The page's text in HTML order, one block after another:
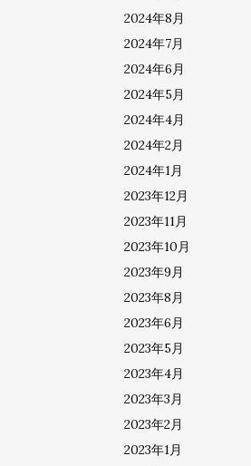
2024年8月
2024年7月
2024年6月
2024年5月
2024年4月
2024年2月
2024年1月
2023年12月
2023年11月
2023年10月
2023年9月
2023年8月
2023年6月
2023年5月
2023年4月
2023年3月
2023年2月
2023年1月